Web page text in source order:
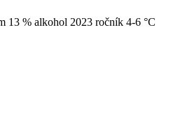
13 % alkohol 2023 ročník 4-6 °C